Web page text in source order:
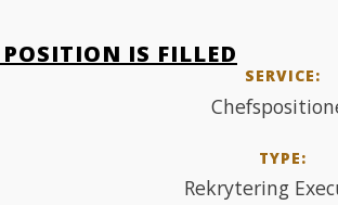
POSITION IS FILLED
SERVICE:
TYPE:
Rekrytering